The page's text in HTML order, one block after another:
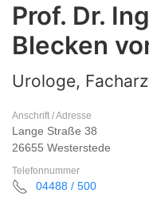
Prof. Dr.
Blecken
Urologe,
Anschrift / Adresse
Lange Straße 38
26655 Westerstede
Telefonnummer
04488 / 500